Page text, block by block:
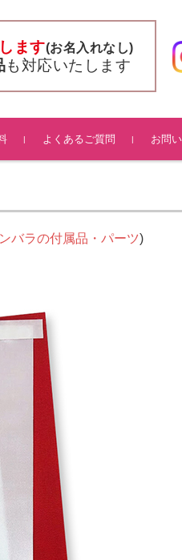
ます(お名入れなし)
も対応いたします
よくあるご質問 お問
バラの付属品・パーツ)